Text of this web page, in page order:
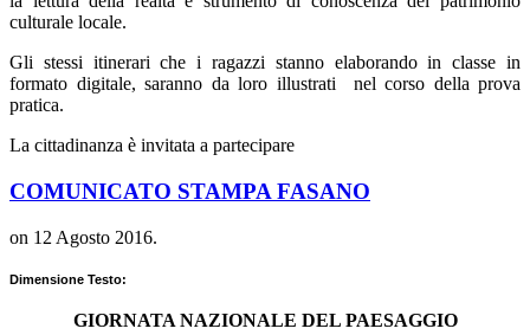
culturale locale.
Gli stessi itinerari che i ragazzi stanno elaborando in classe in
formato digitale, saranno da loro illustrati nel corso della prova
pratica.
La cittadinanza è invitata a partecipare
COMUNICATO STAMPA FASANO
on 12 Agosto 2016.
Dimensione Testo:
GIORNATA NAZIONALE DEL PAESAGGIO